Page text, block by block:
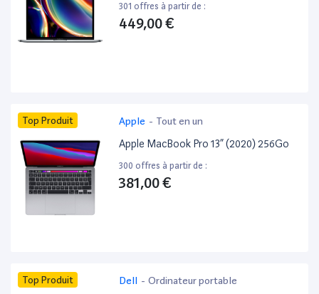
301 offres à partir de :
449,00 €
Top Produit Apple - Tout en un
Apple MacBook Pro 13” (2020) 256Go
300 offres à partir de :
381,00 €
Top Produit Dell - Ordinateur portable